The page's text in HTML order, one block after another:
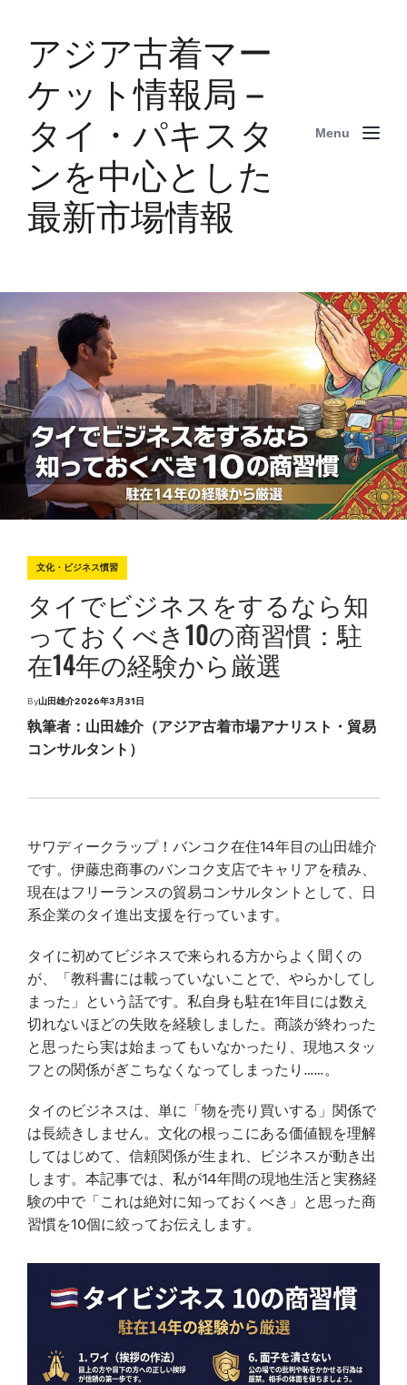
アジア古着マー
ケット情報局 –
タイ・パキスタ
ンを中心とした
最新市場情報
Menu
o
e
d
n
文化・ビジネス慣習
タイでビジネスをするなら知
っておくべき10の商習慣：駐
在14年の経験から厳選
By山田雄介P
s
d
a
2026年3月31日
執筆者：山田雄介（アジア古着市場アナリスト・貿易
コンサルタント）
サワディークラップ！バンコク在住14年目の山田雄介
です。伊藤忠商事のバンコク支店でキャリアを積み、
現在はフリーランスの貿易コンサルタントとして、日
系企業のタイ進出支援を行っています。
タイに初めてビジネスで来られる方からよく聞くの
が、「教科書には載っていないことで、やらかしてし
まった」という話です。私自身も駐在1年目には数え
切れないほどの失敗を経験しました。商談が終わった
と思ったら実は始まってもいなかったり、現地スタッ
フとの関係がぎこちなくなってしまったり……。
タイのビジネスは、単に「物を売り買いする」関係で
は長続きしません。文化の根っこにある価値観を理解
してはじめて、信頼関係が生まれ、ビジネスが動き出
します。本記事では、私が14年間の現地生活と実務経
験の中で「これは絶対に知っておくべき」と思った商
習慣を10個に絞ってお伝えします。